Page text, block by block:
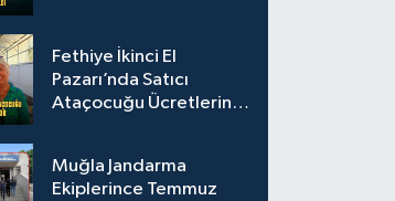
Fethiye İkinci El
Pazarı’nda Satıcı
Ataçocuğu Ücretlerin
Muğla Jandarma
Ekiplerince Temmuz